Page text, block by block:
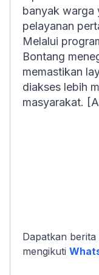
banyak warga
pelayanan
Melalui
Bontang
memastikan
diakses lebih
masyarakat.
Dapatkan
mengikuti